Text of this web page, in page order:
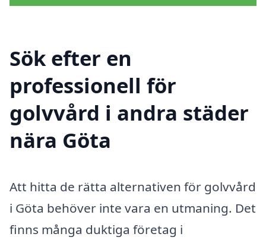
Sök efter en
professionell för
golvvård i andra städer
nära Göta
Att hitta de rätta alternativen för golvvård
i Göta behöver inte vara en utmaning. Det
finns många duktiga företag i